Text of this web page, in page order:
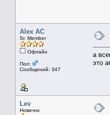
Alex AC
Sr. Member
Офлайн
Пол:
Сообщений: 347
а
это
Lev
Новичок